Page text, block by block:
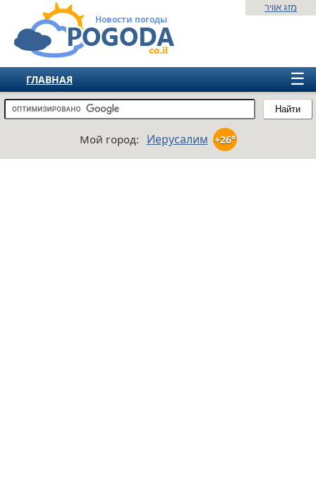
Новости погоды
Найти
מזג אוויר
☰
ГЛАВНАЯ
ИЗРАИЛЬ
ЕВРОПА
Мой город: Иерусалим +26°